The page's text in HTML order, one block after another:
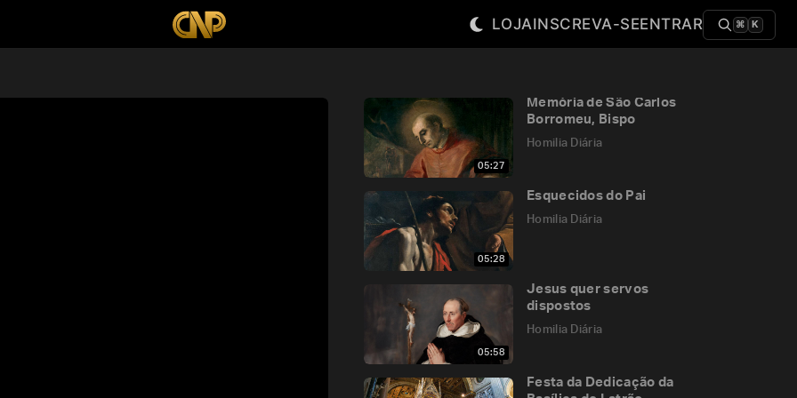
LOJAINSCREVA-SEENTRAR ⌘ K
05:27
Memória de São Carlos
Borromeu, Bispo
Homilia Diária
05:28
Esquecidos do Pai
Homilia Diária
05:58
Jesus quer servos
dispostos
Homilia Diária
Festa da Dedicação da